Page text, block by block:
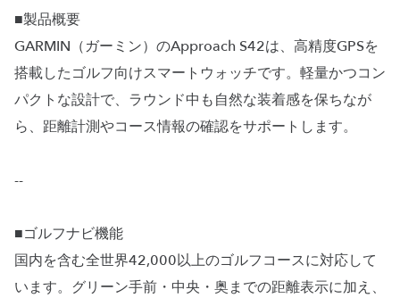
■製品概要
GARMIN（ガーミン）のApproach S42は、高精度GPSを
搭載したゴルフ向けスマートウォッチです。軽量かつコン
パクトな設計で、ラウンド中も自然な装着感を保ちなが
ら、距離計測やコース情報の確認をサポートします。
--
■ゴルフナビ機能
国内を含む全世界42,000以上のゴルフコースに対応して
います。グリーン手前・中央・奥までの距離表示に加え、